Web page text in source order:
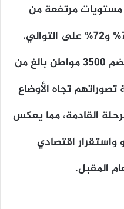
مرتفعة من
وأجري الاستطلاع على عينة تضم 3500 مواطن بالغ من
تجاه الأوضاع
القادمة، مما يعكس
اقتصادي
المقبل.